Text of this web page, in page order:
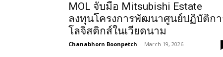
MOL จับมือ Mitsubishi Estate
ลงทุนโครงการพัฒนาศูนย์ปฏิบัติก
โลจิสติกส์ในเวียดนาม
Chanabhorn Boonpetch - March 19, 2026